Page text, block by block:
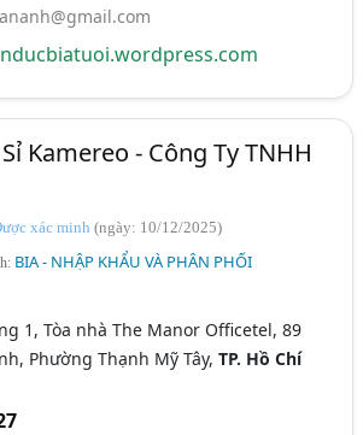
Kamereo - Công Ty TNHH
xác minh(ngày: 10/12/2025)
BIA - NHẬP KHẨU VÀ PHÂN PHỐI
1, Tòa nhà The Manor Officetel, 89
Phường Thạnh Mỹ Tây,TP. Hồ Chí